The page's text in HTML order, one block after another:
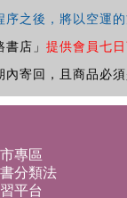
之後，將以空運
店」 提供會員七
寄回，且商品必
專區
分類法
平台